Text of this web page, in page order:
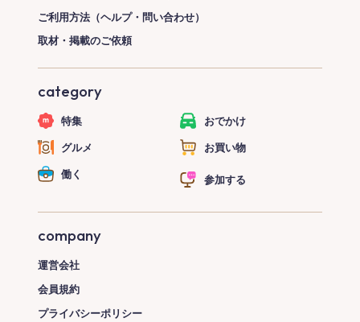
ご利用方法（ヘルプ・問い合わせ）
取材・掲載のご依頼
category
特集 おでかけ
グルメ お買い物
働く 参加する
company
運営会社
会員規約
プライバシーポリシー